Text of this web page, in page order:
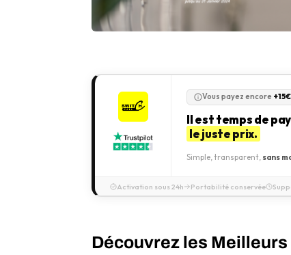
Vous payez encore
Il est temps de
le juste prix.
Simple, transparent, sans
Activation sous 24h Portabilité conservée
Découvrez les